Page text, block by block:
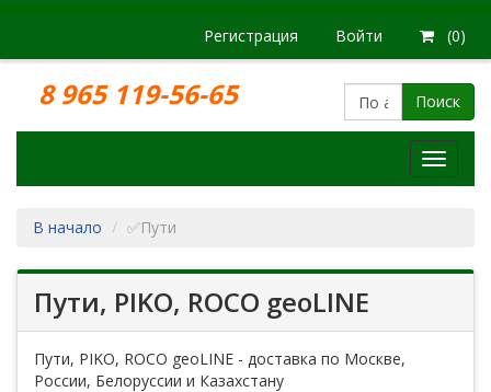
Регистрация Войти (0)
8 965 119-56-65 Поиск
Модели
В начало
✅Пути
Пути, PIKO, ROCO geoLINE
Пути, PIKO, ROCO geoLINE - доставка по Москве,
России, Белоруссии и Казахстану